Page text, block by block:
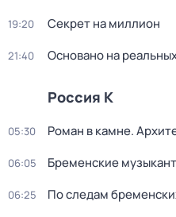
19:20 Секрет на миллион
21:40 Основано на
Россия К
05:30 Роман в камне.
06:05 Бременские
06:25 По следам